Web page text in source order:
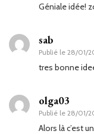
Géniale idée!
sab
Publié le 28/01/
tres bonne
olga03
Publié le 28/01/
Alors là c’est